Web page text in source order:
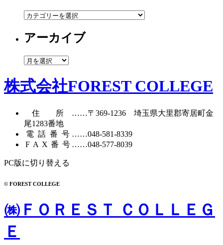
カ
ゴ
ー
アーカイブ
ア
カ
イ
株式会社FOREST COLLEGE
住所……〒369-1236 埼玉県大里郡寄居町金
尾1283番地
電話番号……048-581-8339
FAX番号……048-577-8039
PC版に切り替える
© FOREST COLLEGE
㈱ＦＯＲＥＳＴ ＣＯＬＬＥＧ
Ｅ